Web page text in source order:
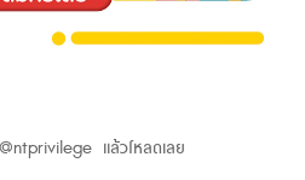
แล้วโหลดเลย